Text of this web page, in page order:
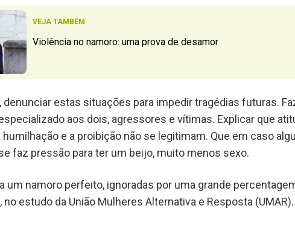
VEJA TAMBÉM
Violência no namoro: uma prova de desamor
denunciar estas situações para impedir tragédias futuras.
aos dois, agressores e vítimas. Explicar que
humilhação e a proibição não se legitimam. Que em caso
faz pressão para ter um beijo, muito menos sexo.
um namoro perfeito, ignoradas por uma grande
estudo da União Mulheres Alternativa e Resposta (UMAR).